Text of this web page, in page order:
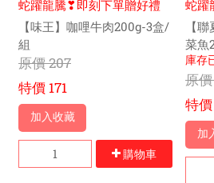
蛇躍龍騰❣即刻下單贈好禮
【味王】咖哩牛肉200g-3盒/
組
原價207
特價 171
加入收藏
購物車
蛇躍
【
菜魚
庫存
原價
特價
加